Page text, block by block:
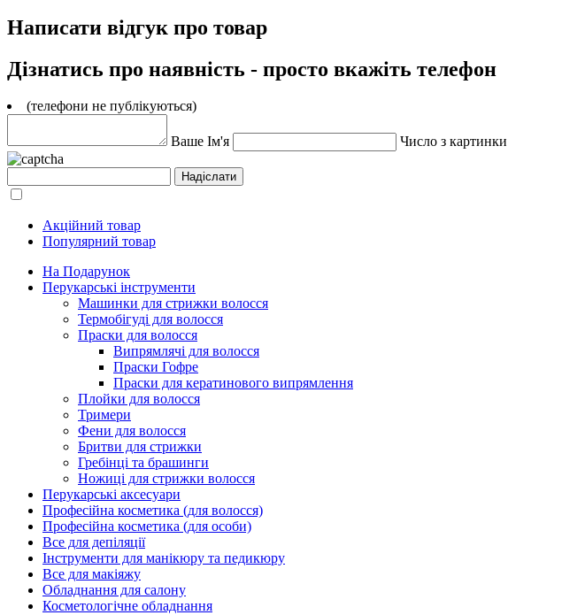
Написати відгук про товар
Дізнатись про наявність - просто вкажіть телефон
(телефони не публікуються)
Ваше Ім'я Число з картинки
Акційний товар
Популярний товар
На Подарунок
Перукарські інструменти
Машинки для стрижки волосся
Термобігуді для волосся
Праски для волосся
Випрямлячі для волосся
Праски Гофре
Праски для кератинового випрямлення
Плойки для волосся
Тримери
Фени для волосся
Бритви для стрижки
Гребінці та брашинги
Ножиці для стрижки волосся
Перукарські аксесуари
Професійна косметика (для волосся)
Професійна косметика (для особи)
Все для депіляції
Інструменти для манікюру та педикюру
Все для макіяжу
Обладнання для салону
Косметологічне обладнання